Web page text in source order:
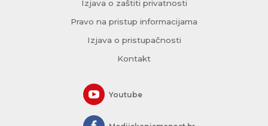
Izjava o zaštiti privatnosti
Pravo na pristup informacijama
Izjava o pristupačnosti
Kontakt
Youtube